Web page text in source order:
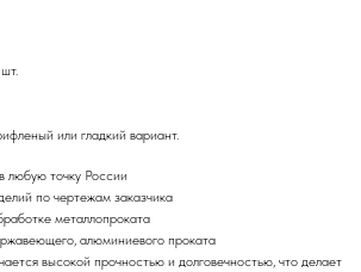
или гладкий вариант.
любую точку России
по чертежам заказчика
металлопроката
алюминиевого проката
высокой прочностью и долговечностью, что делает